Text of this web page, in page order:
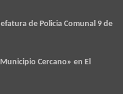
de Policia Comunal 9 de
Cercano» en El